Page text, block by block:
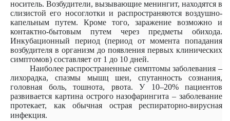
носитель. Возбудители, вызывающие менингит, находятся в
слизистой его носоглотки и распространяются воздушно-
капельным путем. Кроме того, заражение возможно и
контактно-бытовым путем через предметы обихода.
Инкубационный период (период от момента попадания
возбудителя в организм до появления первых клинических
симптомов) составляет от 1 до 10 дней.
Наиболее распространенные симптомы заболевания –
лихорадка, спазмы мышц шеи, спутанность сознания,
головная боль, тошнота, рвота. У 10–20% пациентов
развивается картина острого назофарингита – заболевание
протекает, как обычная острая респираторно-вирусная
инфекция.